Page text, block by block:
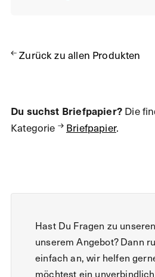
Zurück zu allen Produkten
Du suchst Briefpapier?Die
Kategorie
Briefpapier.
Hast Du Fragen zu
unserem Angebot? Dann
einfach an, wir helfen
möchtest ein